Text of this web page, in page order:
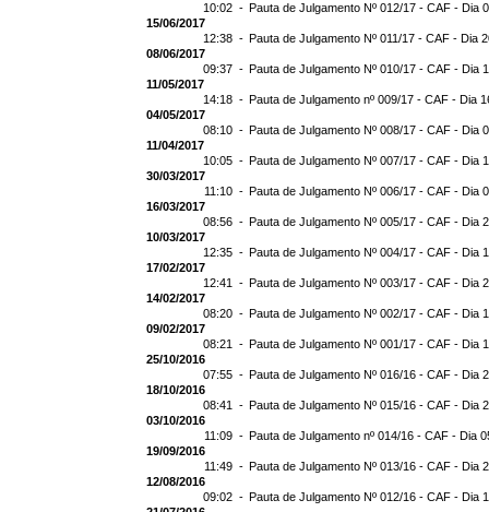
10:02 - Pauta de Julgamento Nº 012/17 - CAF - Dia
15/06/2017
12:38 - Pauta de Julgamento Nº 011/17 - CAF - Dia
08/06/2017
09:37 - Pauta de Julgamento Nº 010/17 - CAF - Dia
11/05/2017
14:18 - Pauta de Julgamento nº 009/17 - CAF - Dia
04/05/2017
08:10 - Pauta de Julgamento Nº 008/17 - CAF - Dia
11/04/2017
10:05 - Pauta de Julgamento Nº 007/17 - CAF - Dia
30/03/2017
11:10 - Pauta de Julgamento Nº 006/17 - CAF - Dia
16/03/2017
08:56 - Pauta de Julgamento Nº 005/17 - CAF - Dia
10/03/2017
12:35 - Pauta de Julgamento Nº 004/17 - CAF - Dia
17/02/2017
12:41 - Pauta de Julgamento Nº 003/17 - CAF - Dia
14/02/2017
08:20 - Pauta de Julgamento Nº 002/17 - CAF - Dia
09/02/2017
08:21 - Pauta de Julgamento Nº 001/17 - CAF - Dia
25/10/2016
07:55 - Pauta de Julgamento Nº 016/16 - CAF - Dia
18/10/2016
08:41 - Pauta de Julgamento Nº 015/16 - CAF - Dia
03/10/2016
11:09 - Pauta de Julgamento nº 014/16 - CAF - Dia
19/09/2016
11:49 - Pauta de Julgamento Nº 013/16 - CAF - Dia
12/08/2016
09:02 - Pauta de Julgamento Nº 012/16 - CAF - Dia